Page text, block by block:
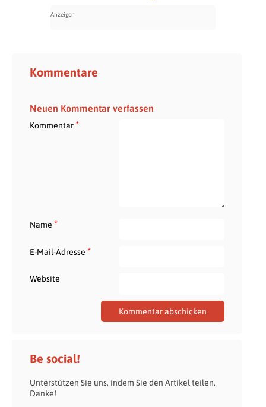
Kommentare
Neuen Kommentar verfassen
Kommentar*
Name *
E-Mail-Adresse *
Website
Be social!
Unterstützen Sie uns, indem Sie den Artikel teilen.
Danke!